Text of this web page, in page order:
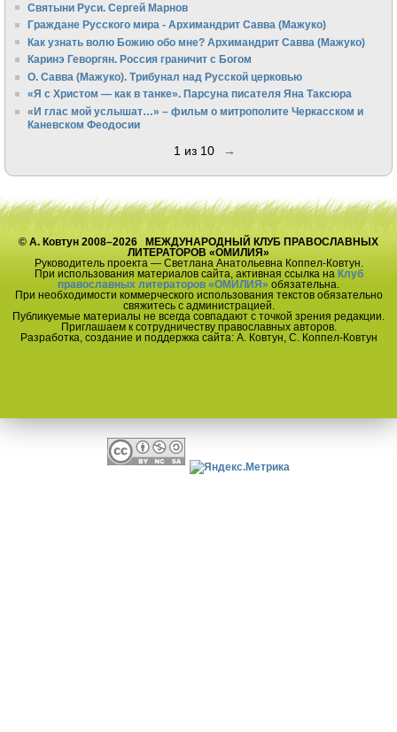
Святыни Руси. Сергей Марнов
Граждане Русского мира - Архимандрит Савва (Мажуко)
Как узнать волю Божию обо мне? Архимандрит Савва (Мажуко)
Каринэ Геворгян. Россия граничит с Богом
О. Савва (Мажуко). Трибунал над Русской церковью
«Я с Христом — как в танке». Парсуна писателя Яна Таксюра
«И глас мой услышат…» – фильм о митрополите Черкасском и
Каневском Феодосии
1 из 10 →
© А. Ковтун 2008–2026 МЕЖДУНАРОДНЫЙ КЛУБ ПРАВОСЛАВНЫХ
ЛИТЕРАТОРОВ «ОМИЛИЯ»
Руководитель проекта — Светлана Анатольевна Коппел-Ковтун.
При использования материалов сайта, активная ссылка на Клуб
православных литераторов «ОМИЛИЯ» обязательна.
При необходимости коммерческого использования текстов обязательно
свяжитесь с администрацией.
Публикуемые материалы не всегда совпадают с точкой зрения редакции.
Приглашаем к сотрудничеству православных авторов.
Разработка, создание и поддержка сайта: А. Ковтун, С. Коппел-Ковтун